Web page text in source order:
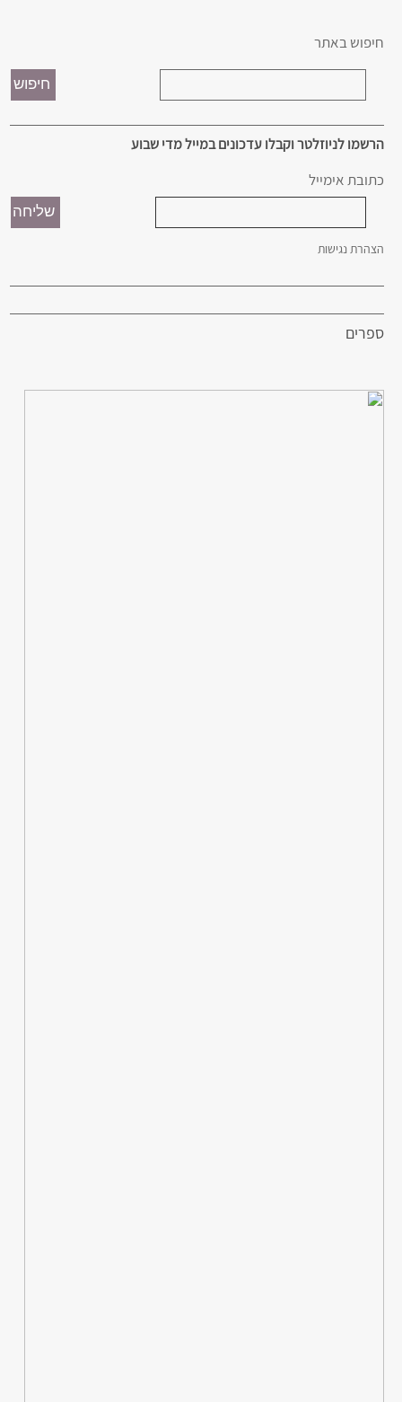
חיפוש באתר
הרשמו לניוזלטר וקבלו עדכונים במייל מדי שבוע
כתובת אימייל
הצהרת נגישות
ספרים